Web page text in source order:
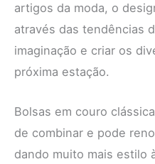
artigos da moda, o
através das tendências
imaginação e criar os
próxima estação.
Bolsas em couro
de combinar e pode
dando muito mais estilo